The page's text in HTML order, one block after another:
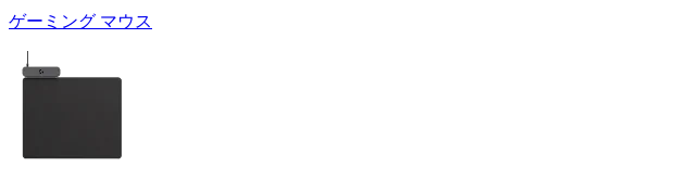
ゲーミング マウス